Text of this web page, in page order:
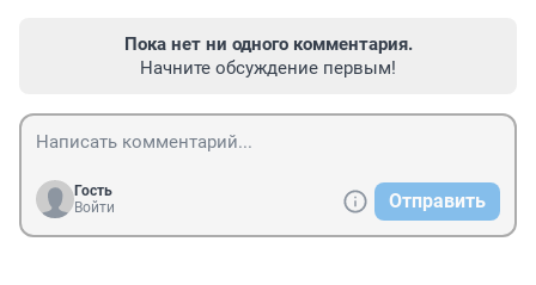
Пока нет ни одного комментария.
Начните обсуждение первым!
Гость
Войти
Отправить